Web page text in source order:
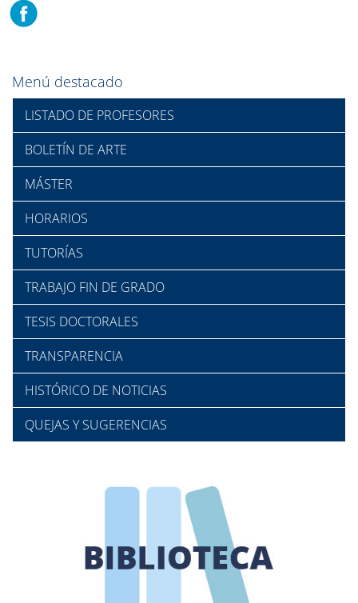
Menú destacado
LISTADO DE PROFESORES
BOLETÍN DE ARTE
MÁSTER
HORARIOS
TUTORÍAS
TRABAJO FIN DE GRADO
TESIS DOCTORALES
TRANSPARENCIA
HISTÓRICO DE NOTICIAS
QUEJAS Y SUGERENCIAS